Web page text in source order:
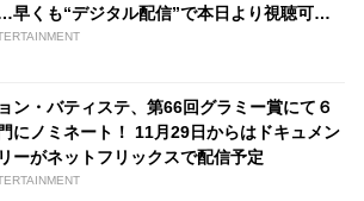
早くも“デジタル配信”で本日より視聴可能 -
ン・バティステ、第66回グラミー賞にて６
にノミネート！ 11月29日からはドキュメン
ーがネットフリックスで配信予定